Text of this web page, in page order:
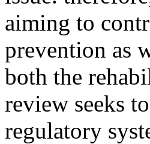
aiming to
prevention as
both the
review seeks
regulatory